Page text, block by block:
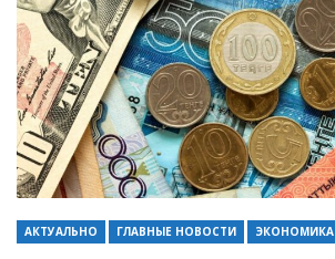
АКТУАЛЬНО ГЛАВНЫЕ НОВОСТИ ЭКОНОМИКА